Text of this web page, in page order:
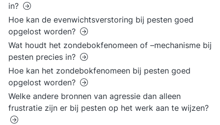
in?
Hoe kan de evenwichtsverstoring bij pesten goed
opgelost worden?
Wat houdt het zondebokfenomeen of –mechanisme bij
pesten precies in?
Hoe kan het zondebokfenomeen bij pesten goed
opgelost worden?
Welke andere bronnen van agressie dan alleen
frustratie zijn er bij pesten op het werk aan te wijzen?